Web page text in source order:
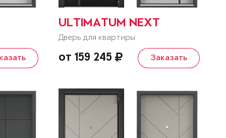
ULTIMATUM NEXT
Дверь для квартиры
от 159 245 Заказать